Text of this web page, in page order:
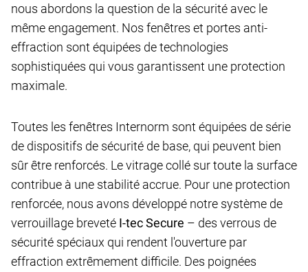
nous abordons la question de la sécurité avec le
même engagement. Nos fenêtres et portes anti-
effraction sont équipées de technologies
sophistiquées qui vous garantissent une protection
maximale.
Toutes les fenêtres Internorm sont équipées de série
de dispositifs de sécurité de base, qui peuvent bien
sûr être renforcés. Le vitrage collé sur toute la surface
contribue à une stabilité accrue. Pour une protection
renforcée, nous avons développé notre système de
verrouillage breveté I-tec Secure – des verrous de
sécurité spéciaux qui rendent l'ouverture par
effraction extrêmement difficile. Des poignées